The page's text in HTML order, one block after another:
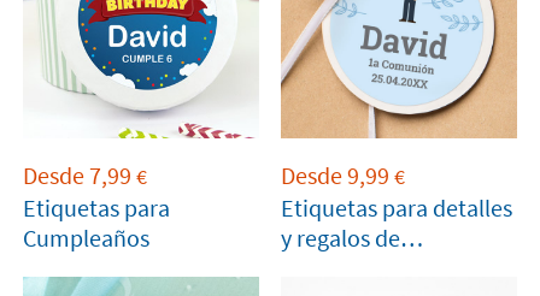
Desde7,99 €
Etiquetas para
Cumpleaños
Desde9,99 €
Etiquetas para detalles
y regalos de